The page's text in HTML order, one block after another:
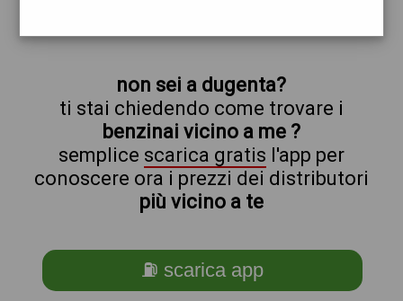
non sei a dugenta?
ti stai chiedendo come trovare i
benzinai vicino a me ?
semplice scarica gratis l'app per
conoscere ora i prezzi dei distributori
più vicino a te
⛽ scarica app